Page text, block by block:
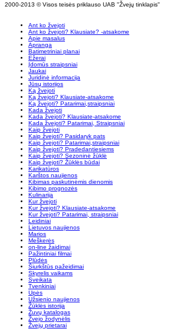
2000-2013 © Visos teisės priklauso UAB "Žvejų tinklapis"
Ant ko žvejoti
Ant ko žvejoti? Klausiate? -atsakome
Apie masalus
Apranga
Batimetriniai planai
Ežerai
Įdomūs straipsniai
Jaukai
Juridinė informacija
Jūsų istorijos
Ką žvejoti
Ką žvejoti? Klausiate-atsakome
Ką žvejoti? Patarimai,straipsniai
Kada žvejoti
Kada žvejoti? Klausiate-atsakome
Kada žvejoti? Patarimai, Straipsniai
Kaip žvejoti
Kaip žvejoti? Pasidaryk pats
Kaip žvejoti? Patarimai,straipsniai
Kaip žvejoti? Pradedantiesiems
Kaip žvejoti? Sezoninė žūklė
Kaip žvejoti? Žūklės būdai
Karikatūros
Karštos naujienos
Kibimas paskutinėmis dienomis
Kibimo prognozės
Kulinarija
Kur žvejoti
Kur žvejoti? Klausiate-atsakome
Kur žvejoti? Patarimai, straipsniai
Leidiniai
Lietuvos naujienos
Marios
Meškerės
on-line žaidimai
Pažintiniai filmai
Plūdės
Šiurkštūs pažeidimai
Skyrelis vaikams
Sveikata
Tvenkiniai
Upės
Užsienio naujienos
Žūklės istorija
Žuvų katalogas
Žvejo žodynėlis
Žvejų prietarai